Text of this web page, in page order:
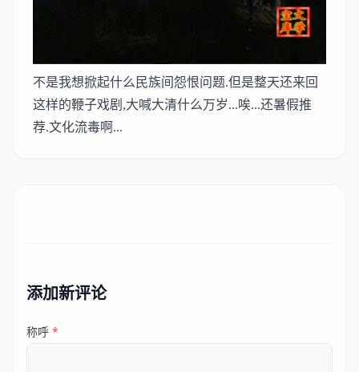
不是我想掀起什么民族间怨恨问题.但是整天还来回
这样的鞭子戏剧,大喊大清什么万岁...唉...还暑假推
荐.文化流毒啊...
添加新评论
称呼 *